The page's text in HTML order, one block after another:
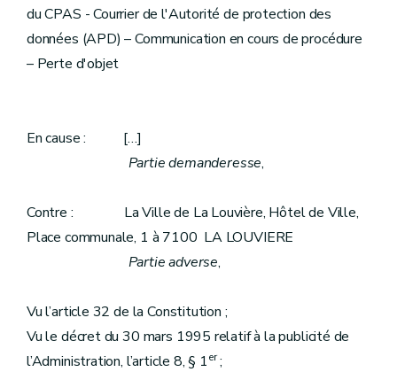
du CPAS - Courrier de l'Autorité de protection des
données (APD) – Communication en cours de procédure
– Perte d'objet
En cause : […]
Partie demanderesse,
Contre : La Ville de La Louvière, Hôtel de Ville,
Place communale, 1 à 7100 LA LOUVIERE
Partie adverse,
Vu l’article 32 de la Constitution ;
Vu le décret du 30 mars 1995 relatif à la publicité de
l’Administration, l’article 8, § 1er;